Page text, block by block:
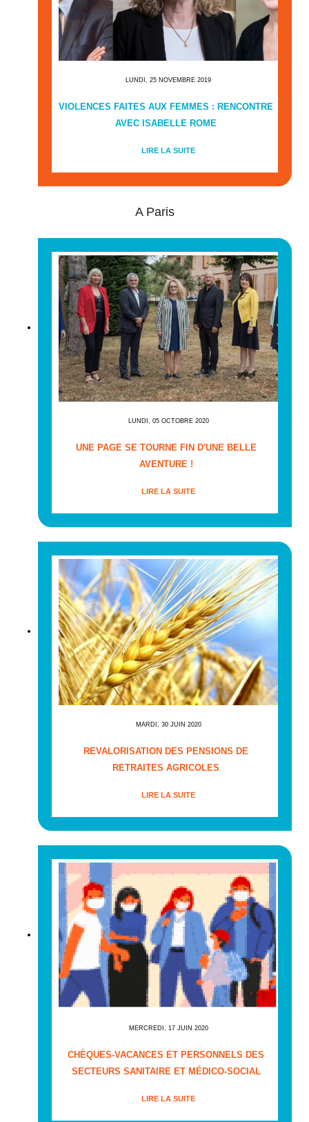
LUNDI, 25 NOVEMBRE 2019
VIOLENCES FAITES AUX FEMMES : RENCONTRE
AVEC ISABELLE ROME
LIRE LA SUITE
A Paris
LUNDI, 05 OCTOBRE 2020
UNE PAGE SE TOURNE FIN D'UNE BELLE
AVENTURE !
LIRE LA SUITE
MARDI, 30 JUIN 2020
REVALORISATION DES PENSIONS DE
RETRAITES AGRICOLES
LIRE LA SUITE
MERCREDI, 17 JUIN 2020
CHÈQUES-VACANCES ET PERSONNELS DES
SECTEURS SANITAIRE ET MÉDICO-SOCIAL
LIRE LA SUITE